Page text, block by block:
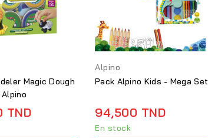
Dough
TND
Alpino
Pack Alpino Kids - Mega Set
94,500 TND
En stock